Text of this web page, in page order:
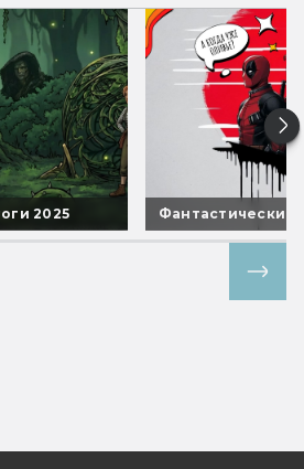
2025 Фантастические